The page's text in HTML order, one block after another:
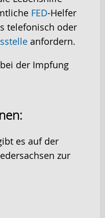
FED-Helfer
telefonisch oder
anfordern.
der Impfung
es auf der
zur